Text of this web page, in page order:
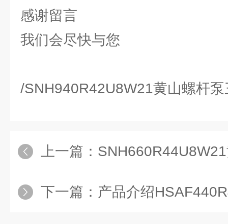
感谢留言
我们会尽快与您
/SNH940R42U8W21黄山螺杆
上一篇：
下一篇： 产品介绍